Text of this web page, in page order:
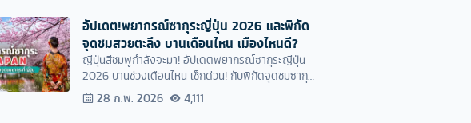
อัปเดต!พยากรณ์ซากุระญี่ปุ่น 2026 และพิกัด
จุดชมสวยตะลึง บานเดือนไหน เมืองไหนดี?
ญี่ปุ่นสีชมพูกำลังจะมา! อัปเดตพยากรณ์ซากุระญี่ปุ่น
2026 บานช่วงเดือนไหน เช็กด่วน! กับพิกัดจุดชมซากุระ
ญี่ปุ่นที่สวยตะลึง เมืองไหนดี จะได้ไม่นก ได้รูปสวยปัง
แน่นอน!
28 ก.พ. 2026 4,111